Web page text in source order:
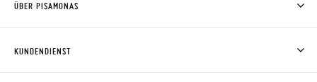
ÜBER PISAMONAS
KUNDENDIENST